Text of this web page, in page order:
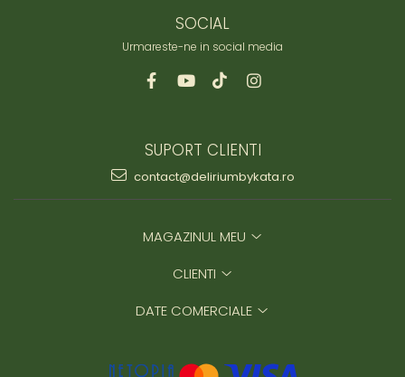
SOCIAL
Urmareste-ne in social media
SUPORT CLIENTI
contact@deliriumbykata.ro
MAGAZINUL MEU
CLIENTI
DATE COMERCIALE